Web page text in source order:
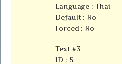
Language : Thai
Default : No
Forced : No
Text #3
ID : 5